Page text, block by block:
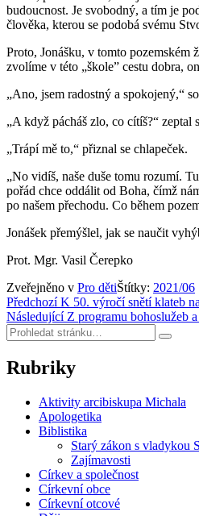
budoucnost. Je svobodný, a tím je
člověka, kterou se podobá svému
Proto, Jonášku, v tomto pozemském
zvolíme v této „škole” cestu dobra,
„Ano, jsem radostný a spokojený,“
„A když pácháš zlo, co cítíš?“ zeptal
„Trápí mě to,“ přiznal se chlapeček.
„No vidíš, naše duše tomu rozumí.
pořád chce oddálit od Boha, čímž
po našem přechodu. Co během
Jonášek přemýšlel, jak se naučit
Prot. Mgr. Vasil Čerepko
Zveřejněno v Pro dětiŠtítky: 2021/06
Navigace
pro
příspěvek
Předchozí K 50. výročí snětí klateb
Následující Z programu bohoslužeb
Hledat:
Hledat
Rubriky
Aktivity arcibiskupa Michala
Apologetika
Biblistika
Starý zákon s vladykou
Zajímavosti
Církev a společnost
Církevní obce
Církevní otcové